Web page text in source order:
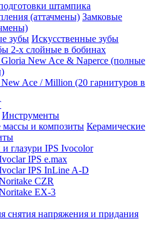
штампика
Замковые
Искусственные зубы
2-х слойные в бобинах
Gloria New Ace & Naperce (полные
New Ace / Million (20 гарнитуров в
Инструменты
Керамические
глазури IPS Ivocolor
IPS e.max
IPS InLine A-D
CZR
EX-3